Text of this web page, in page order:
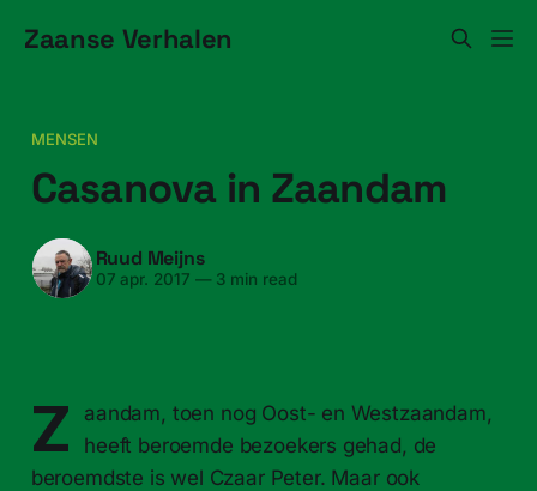
Zaanse Verhalen
MENSEN
Casanova in Zaandam
Ruud Meijns
07 apr. 2017 —3 min read
Z
aandam, toen nog Oost- en Westzaandam,
heeft beroemde bezoekers gehad, de
beroemdste is wel Czaar Peter. Maar ook